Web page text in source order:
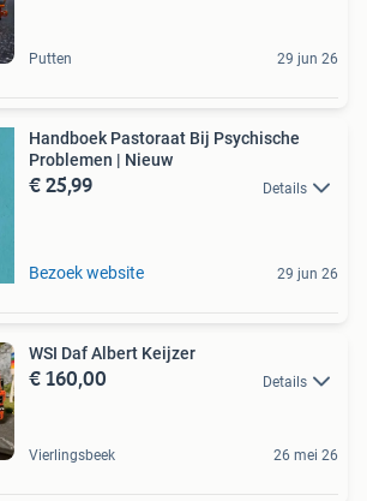
Putten 29 jun 26
Handboek Pastoraat Bij Psychische
Problemen | Nieuw
€ 25,99 Details
Bezoek website 29 jun 26
WSI Daf Albert Keijzer
€ 160,00 Details
Vierlingsbeek 26 mei 26